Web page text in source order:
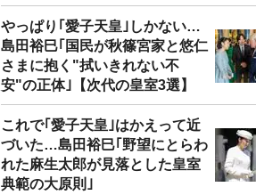
やっぱり｢愛子天皇｣しかない…
島田裕巳｢国民が秋篠宮家と悠仁
さまに抱く"拭いきれない不
安"の正体｣【次代の皇室3選】
これで｢愛子天皇｣はかえって近
づいた…島田裕巳｢野望にとらわ
れた麻生太郎が見落とした皇室
典範の大原則｣